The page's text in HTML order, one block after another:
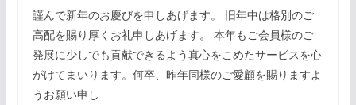
謹んで新年のお慶びを申しあげます。 旧年中は格別のご
高配を賜り厚くお礼申しあげます。 本年もご会員様のご
発展に少しでも貢献できるよう真心をこめたサービスを心
がけてまいります。何卒、昨年同様のご愛顧を賜りますよ
うお願い申し